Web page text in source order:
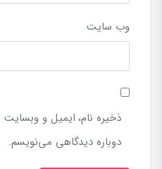
وب‌ سایت
ذخیره نام، ایمیل و وبسایت
دوباره دیدگاهی می‌نویسم.